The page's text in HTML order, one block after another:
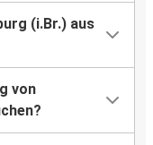
(i.Br.) aus
von